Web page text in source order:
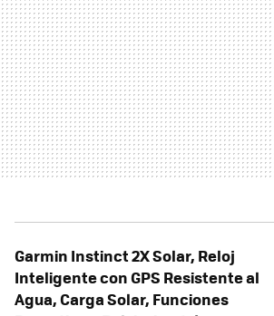
Garmin Instinct 2X Solar, Reloj
Inteligente con GPS Resistente al
Agua, Carga Solar, Funciones